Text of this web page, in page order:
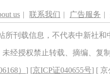
us | 联系我们 | 广告服务 |
所刊载信息，不代表中新社和
未经授权禁止转载、摘编、复
） ] [京ICP证040655号] [ 京